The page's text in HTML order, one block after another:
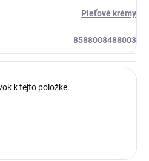
Pleťové krémy
8588008488003
k tejto položke.